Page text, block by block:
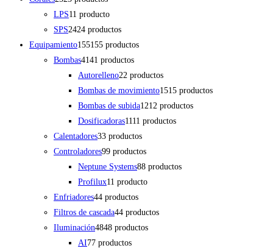
LPS1 1 producto
SPS2424 productos
Equipamiento155155 productos
Bombas41 41 productos
Autorelleno22 productos
Bombas de movimiento1515 productos
Bombas de subida1212 productos
Dosificadoras11 11 productos
Calentadores33 productos
Controladores99 productos
Neptune Systems88 productos
Profilux1 1 producto
Enfriadores44 productos
Filtros de cascada44 productos
Iluminación4848 productos
AI77 productos